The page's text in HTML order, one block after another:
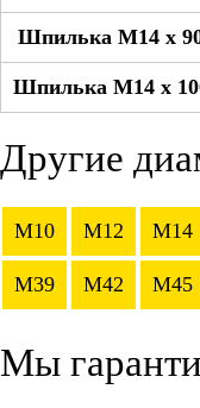
Шпилька М14 x
Шпилька М14 x
Другие
M10 M12 M14
M39 M42 M45
Мы